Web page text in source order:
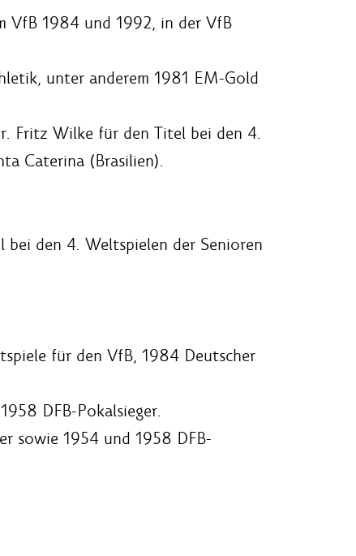
VfB 1984 und 1992, in der VfB
unter anderem 1981 EM-Gold
Fritz Wilke für den Titel bei den 4.
Caterina (Brasilien).
den 4. Weltspielen der Senioren
für den VfB, 1984 Deutscher
DFB-Pokalsieger.
sowie 1954 und 1958 DFB-